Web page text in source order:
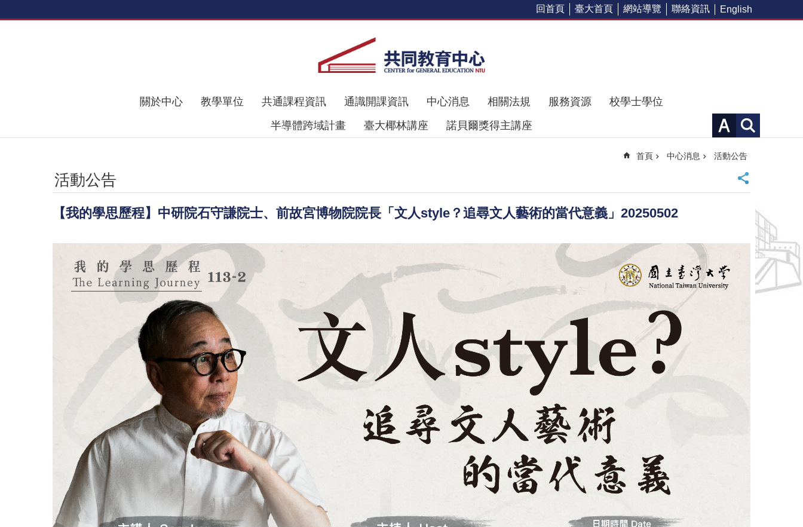
回首頁 臺大首頁 網站導覽 聯絡資訊 English
關於中心 教學單位 共通課程資訊 通識開課資訊 中心消息 相關法規 服務資源
校學士學位
半導體跨域計畫
臺大椰林講座 諾貝爾獎得主講座
首頁 中心消息 活動公告
活動公告
【我的學思歷程】中研院石守謙院士、前故宮博物院院長「文人style？追尋文人藝術的當代意義」20250502